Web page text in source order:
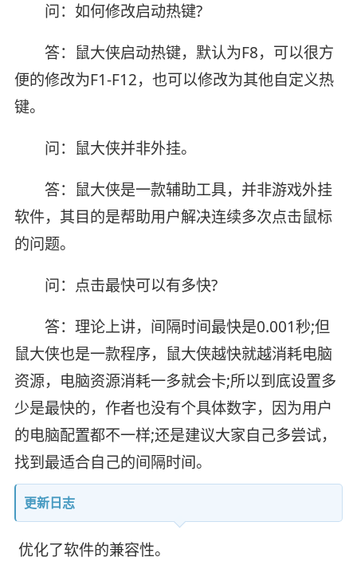
问：如何修改启动热键?
答：鼠大侠启动热键，默认为F8，可以很方
便的修改为F1-F12，也可以修改为其他自定义热
键。
问：鼠大侠并非外挂。
答：鼠大侠是一款辅助工具，并非游戏外挂
软件，其目的是帮助用户解决连续多次点击鼠标
的问题。
问：点击最快可以有多快?
答：理论上讲，间隔时间最快是0.001秒;但
鼠大侠也是一款程序，鼠大侠越快就越消耗电脑
资源，电脑资源消耗一多就会卡;所以到底设置多
少是最快的，作者也没有个具体数字，因为用户
的电脑配置都不一样;还是建议大家自己多尝试，
找到最适合自己的间隔时间。
更新日志
优化了软件的兼容性。